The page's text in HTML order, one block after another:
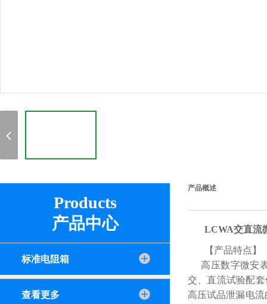
Products
产品中心
标准电阻箱
查看更多
产品概述
LCWA交直流
【产品特点】
高压数字微安表
交、直流试验配
高压试品泄漏电